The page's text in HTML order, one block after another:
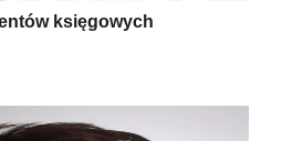
księgowych